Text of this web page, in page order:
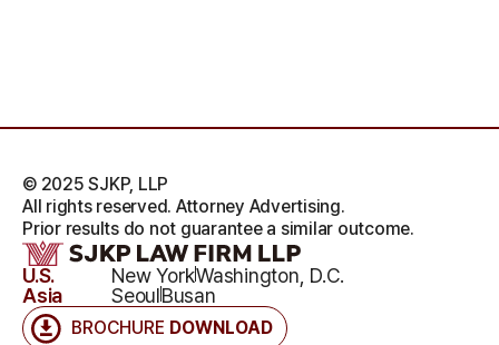
BROCHURE DOWNLOAD
U.S. New YorkWashington, D.C.
Asia
SeoulBusan
© 2025 SJKP, LLP
All rights reserved. Attorney Advertising.
Prior results do not guarantee a similar outcome.